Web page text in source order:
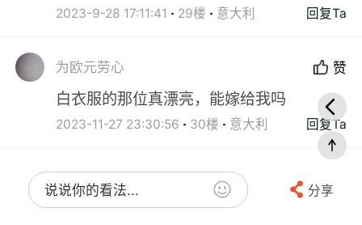
2023-9-28 17:11:41 29楼 意大利 回复Ta
为欧元劳心 赞
白衣服的那位真漂亮，能嫁给我吗
2023-11-27 23:30:56 30楼 意大利 回复Ta
说说你的看法... 分享